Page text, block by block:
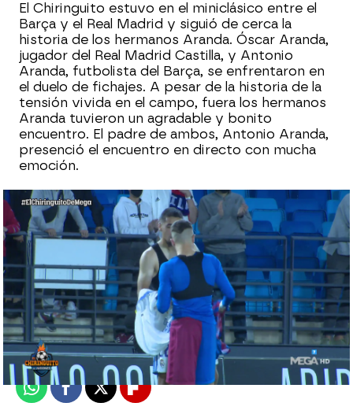
El Chiringuito estuvo en el miniclásico entre el
Barça y el Real Madrid y siguió de cerca la
historia de los hermanos Aranda. Óscar Aranda,
jugador del Real Madrid Castilla, y Antonio
Aranda, futbolista del Barça, se enfrentaron en
el duelo de fichajes. A pesar de la historia de la
tensión vivida en el campo, fuera los hermanos
Aranda tuvieron un agradable y bonito
encuentro. El padre de ambos, Antonio Aranda,
presenció el encuentro en directo con mucha
emoción.
El Chiringuito
Madrid
Publicado:19 de octubre de 2021, 02:45
WhatsappFacebook
X Flipboard